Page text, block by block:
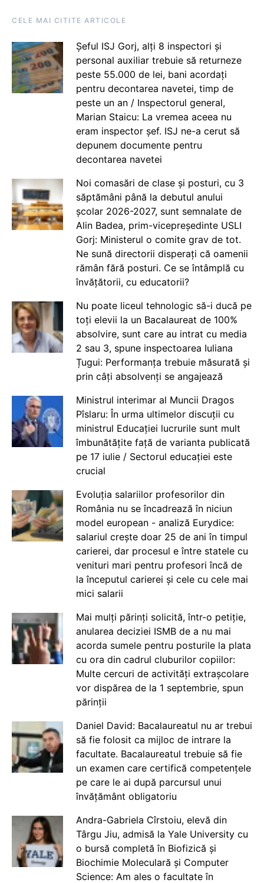
CELE MAI CITITE ARTICOLE
Șeful ISJ Gorj, alți 8 inspectori și
personal auxiliar trebuie să returneze
peste 55.000 de lei, bani acordați
pentru decontarea navetei, timp de
peste un an / Inspectorul general,
Marian Staicu: La vremea aceea nu
eram inspector șef. ISJ ne-a cerut să
depunem documente pentru
decontarea navetei
Noi comasări de clase și posturi, cu 3
săptămâni până la debutul anului
școlar 2026-2027, sunt semnalate de
Alin Badea, prim-vicepreședinte USLI
Gorj: Ministerul o comite grav de tot.
Ne sună directorii disperați că oamenii
rămân fără posturi. Ce se întâmplă cu
învățătorii, cu educatorii?
Nu poate liceul tehnologic să-i ducă pe
toți elevii la un Bacalaureat de 100%
absolvire, sunt care au intrat cu media
2 sau 3, spune inspectoarea Iuliana
Țugui: Performanța trebuie măsurată și
prin câți absolvenți se angajează
Ministrul interimar al Muncii Dragos
Pîslaru: În urma ultimelor discuții cu
ministrul Educației lucrurile sunt mult
îmbunătățite față de varianta publicată
pe 17 iulie / Sectorul educației este
crucial
Evoluția salariilor profesorilor din
România nu se încadrează în niciun
model european - analiză Eurydice:
salariul crește doar 25 de ani în timpul
carierei, dar procesul e între statele cu
venituri mari pentru profesori încă de
la începutul carierei și cele cu cele mai
mici salarii
Mai mulți părinți solicită, într-o petiție,
anularea deciziei ISMB de a nu mai
acorda sumele pentru posturile la plata
cu ora din cadrul cluburilor copiilor:
Multe cercuri de activități extrașcolare
vor dispărea de la 1 septembrie, spun
părinții
Daniel David: Bacalaureatul nu ar trebui
să fie folosit ca mijloc de intrare la
facultate. Bacalaureatul trebuie să fie
un examen care certifică competențele
pe care le ai după parcursul unui
învățământ obligatoriu
Andra-Gabriela Cîrstoiu, elevă din
Târgu Jiu, admisă la Yale University cu
o bursă completă în Biofizică și
Biochimie Moleculară și Computer
Science: Am ales o facultate în